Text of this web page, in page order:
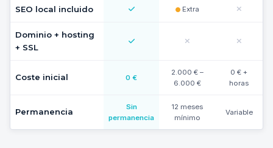
SEO local incluido Extra
Dominio + hosting
+ SSL
Coste inicial 0 €
2.000 € –
6.000 €
0 € +
horas
Permanencia
Sin
permanencia
12 meses
mínimo
Variable